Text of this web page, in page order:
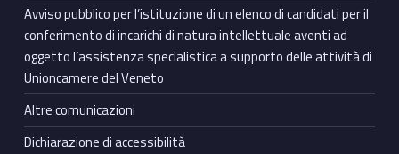
Avviso pubblico per l’istituzione di un elenco di candidati per il
conferimento di incarichi di natura intellettuale aventi ad
oggetto l’assistenza specialistica a supporto delle attività di
Unioncamere del Veneto
Altre comunicazioni
Dichiarazione di accessibilità